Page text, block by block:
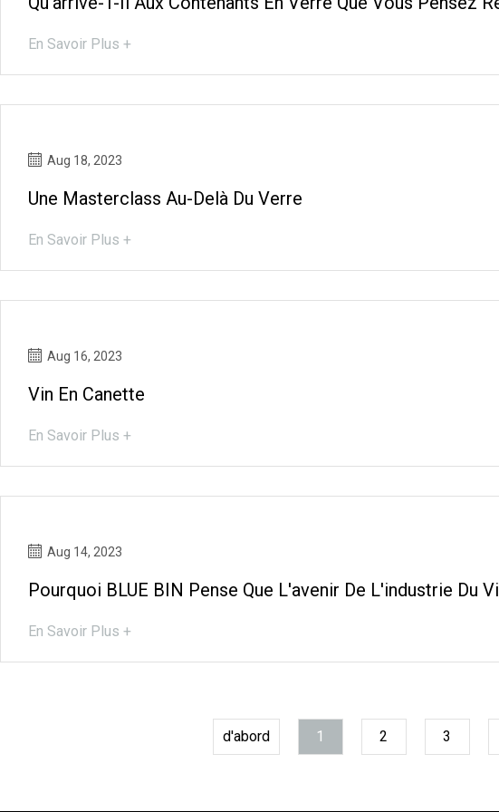
En Savoir Plus +
Aug 18, 2023
Une Masterclass Au-Delà Du Verre
En Savoir Plus +
Aug 16, 2023
Vin En Canette
En Savoir Plus +
Aug 14, 2023
Pourquoi BLUE BIN Pense Que L'avenir De L'industrie Du
En Savoir Plus +
d'abord 1 2 3